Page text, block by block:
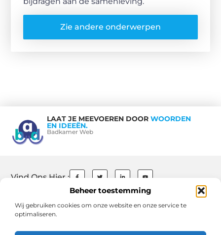
Beheer toestemming
Wij gebruiken cookies om onze website en onze service te
optimaliseren.
Zie andere onderwerpen
LAAT JE MEEVOEREN DOOR WOORDEN
EN IDEEËN.
Badkamer Web
Vind Ons Hier :